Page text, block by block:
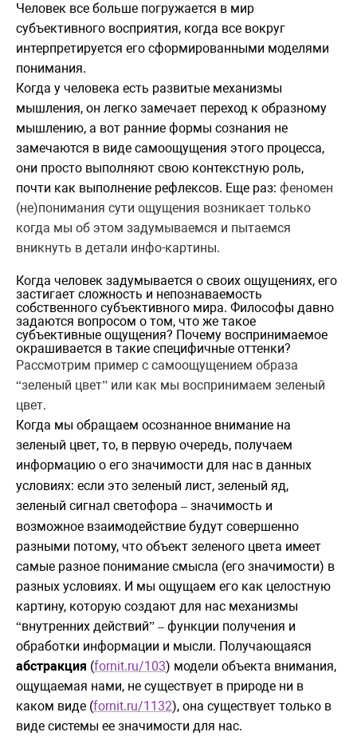
Человек все больше погружается в мир
субъективного восприятия, когда все вокруг
интерпретируется его сформированными моделями
понимания.
Когда у человека есть развитые механизмы
мышления, он легко замечает переход к образному
мышлению, а вот ранние формы сознания не
замечаются в виде самоощущения этого процесса,
они просто выполняют свою контекстную роль,
почти как выполнение рефлексов. Еще раз: феномен
(не)понимания сути ощущения возникает только
когда мы об этом задумываемся и пытаемся
вникнуть в детали инфо-картины.
Когда человек задумывается о своих ощущениях, его
застигает сложность и непознаваемость
собственного субъективного мира. Философы давно
задаются вопросом о том, что же такое
субъективные ощущения? Почему воспринимаемое
окрашивается в такие специфичные оттенки?
Рассмотрим пример с самоощущением образа
“зеленый цвет” или как мы воспринимаем зеленый
цвет.
Когда мы обращаем осознанное внимание на
зеленый цвет, то, в первую очередь, получаем
информацию о его значимости для нас в данных
условиях: если это зеленый лист, зеленый яд,
зеленый сигнал светофора – значимость и
возможное взаимодействие будут совершенно
разными потому, что объект зеленого цвета имеет
самые разное понимание смысла (его значимости) в
разных условиях. И мы ощущаем его как целостную
картину, которую создают для нас механизмы
“внутренних действий” – функции получения и
обработки информации и мысли. Получающаяся
абстракция (fornit.ru/103) модели объекта внимания,
ощущаемая нами, не существует в природе ни в
каком виде (fornit.ru/1132), она существует только в
виде системы ее значимости для нас.